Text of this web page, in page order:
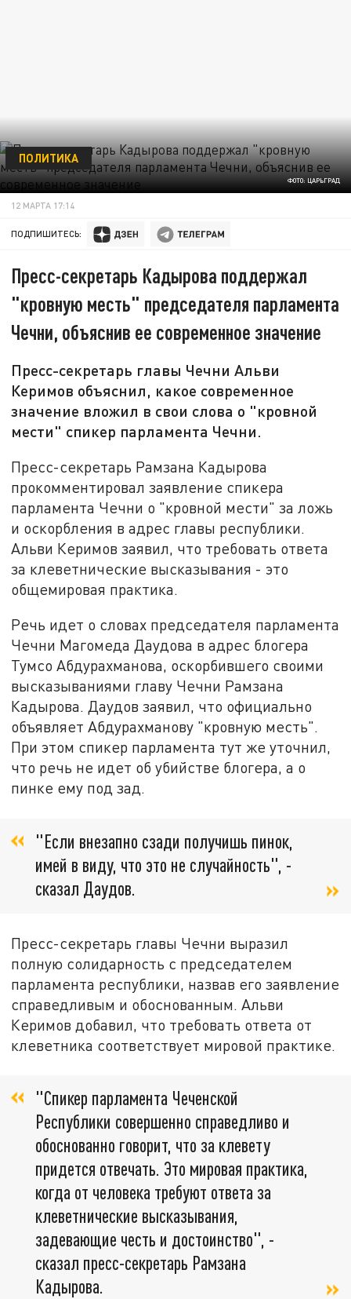
ФОТО: ЦАРЬГРАД
ПОЛИТИКА
12 МАРТА 17:14
ПОДПИШИТЕСЬ:
Пресс-секретарь Кадырова поддержал
"кровную месть" председателя парламента
Чечни, объяснив ее современное значение
Пресс-секретарь главы Чечни Альви
Керимов объяснил, какое современное
значение вложил в свои слова о "кровной
мести" спикер парламента Чечни.
Пресс-секретарь Рамзана Кадырова
прокомментировал заявление спикера
парламента Чечни о "кровной мести" за ложь
и оскорбления в адрес главы республики.
Альви Керимов заявил, что требовать ответа
за клеветнические высказывания - это
общемировая практика.
Речь идет о словах председателя парламента
Чечни Магомеда Даудова в адрес блогера
Тумсо Абдурахманова, оскорбившего своими
высказываниями главу Чечни Рамзана
Кадырова. Даудов заявил, что официально
объявляет Абдурахманову "кровную месть".
При этом спикер парламента тут же уточнил,
что речь не идет об убийстве блогера, а о
пинке ему под зад.
"Если внезапно сзади получишь пинок,
имей в виду, что это не случайность", -
сказал Даудов.
Пресс-секретарь главы Чечни выразил
полную солидарность с председателем
парламента республики, назвав его заявление
справедливым и обоснованным. Альви
Керимов добавил, что требовать ответа от
клеветника соответствует мировой практике.
"Спикер парламента Чеченской
Республики совершенно справедливо и
обоснованно говорит, что за клевету
придется отвечать. Это мировая практика,
когда от человека требуют ответа за
клеветнические высказывания,
задевающие честь и достоинство", -
сказал пресс-секретарь Рамзана
Кадырова.